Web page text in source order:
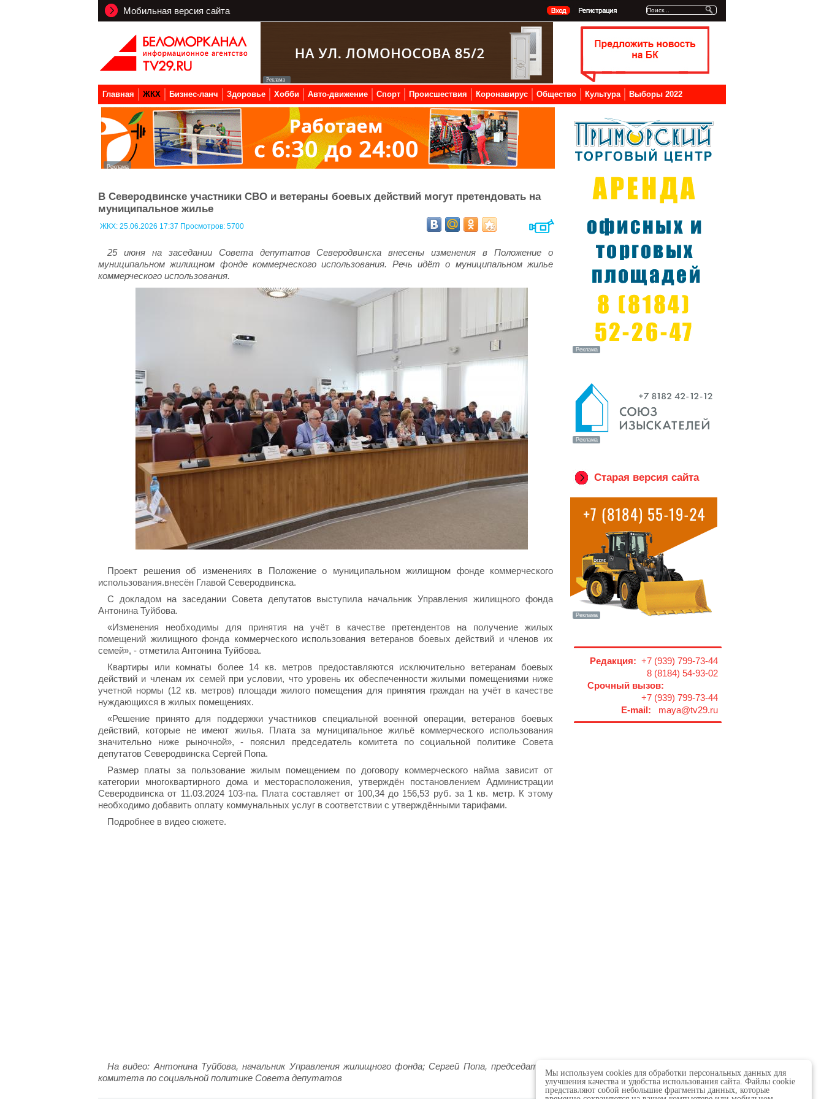
Мобильная версия сайта
Главная ЖКХ Бизнес-ланч Здоровье Хобби Авто-движение Спорт Происшествия Коронавирус Общество Культура Выборы 2022
В Северодвинске участники СВО и ветераны боевых действий могут претендовать на
муниципальное жилье
ЖКХ: 25.06.2026 17:37 Просмотров: 5700
25 июня на заседании Совета депутатов Северодвинска внесены изменения в Положение о
муниципальном жилищном фонде коммерческого использования. Речь идёт о муниципальном жилье
коммерческого использования.
Проект решения об изменениях в Положение о муниципальном жилищном фонде коммерческого
использования.внесён Главой Северодвинска.
С докладом на заседании Совета депутатов выступила начальник Управления жилищного фонда
Антонина Туйбова.
«Изменения необходимы для принятия на учёт в качестве претендентов на получение жилых
помещений жилищного фонда коммерческого использования ветеранов боевых действий и членов их
семей», - отметила Антонина Туйбова.
Квартиры или комнаты более 14 кв. метров предоставляются исключительно ветеранам боевых
действий и членам их семей при условии, что уровень их обеспеченности жилыми помещениями ниже
учетной нормы (12 кв. метров) площади жилого помещения для принятия граждан на учёт в качестве
нуждающихся в жилых помещениях.
«Решение принято для поддержки участников специальной военной операции, ветеранов боевых
действий, которые не имеют жилья. Плата за муниципальное жильё коммерческого использования
значительно ниже рыночной», - пояснил председатель комитета по социальной политике Совета
депутатов Северодвинска Сергей Попа.
Размер платы за пользование жилым помещением по договору коммерческого найма зависит от
категории многоквартирного дома и месторасположения, утверждён постановлением Администрации
Северодвинска от 11.03.2024 103-па. Плата составляет от 100,34 до 156,53 руб. за 1 кв. метр. К этому
необходимо добавить оплату коммунальных услуг в соответствии с утверждёнными тарифами.
Подробнее в видео сюжете.
На видео: Антонина Туйбова, начальник Управления жилищного фонда; Сергей Попа, председатель
комитета по социальной политике Совета депутатов
Старая версия сайта
Редакция: +7 (939) 799-73-44
8 (8184) 54-93-02
Срочный вызов:
+7 (939) 799-73-44
E-mail: maya@tv29.ru
Мы используем cookies для обработки персональных данных для
улучшения качества и удобства использования сайта. Файлы cookie
представляют собой небольшие фрагменты данных, которые